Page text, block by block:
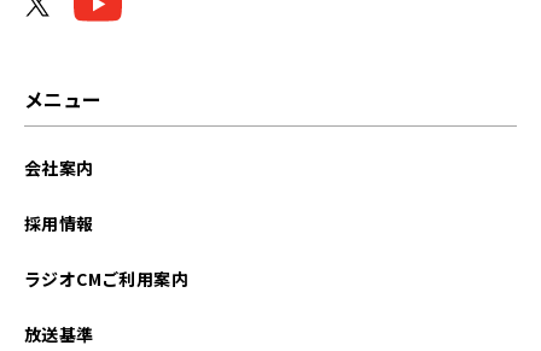
メニュー
会社案内
採用情報
ラジオCMご利用案内
放送基準